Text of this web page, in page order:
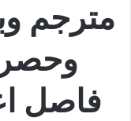
مترجم